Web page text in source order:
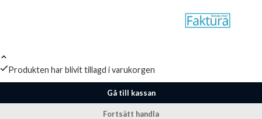
Produkten har blivit tillagd i varukorgen
Gå till kassan
Fortsätt handla